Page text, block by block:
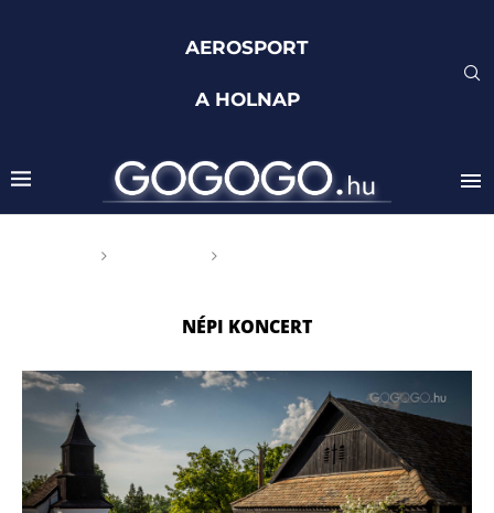
AEROSPORT
A HOLNAP
NÉPI KONCERT